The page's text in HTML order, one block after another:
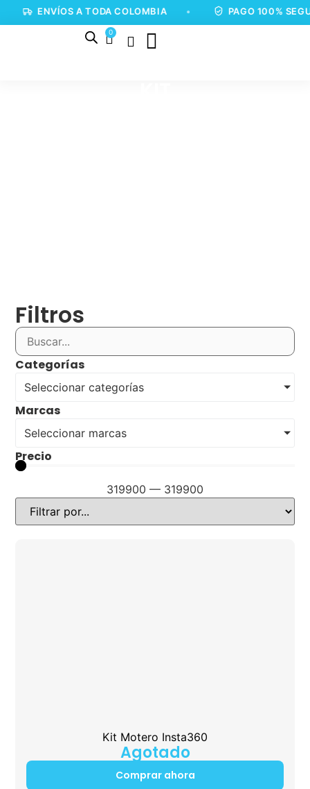
ENVÍOS A TODA COLOMBIA PAGO 100%
0
Filtros
Categorías
Seleccionar categorías
Marcas
Seleccionar marcas
Precio
319900 — 319900
Kit Motero Insta360
Agotado
Comprar ahora